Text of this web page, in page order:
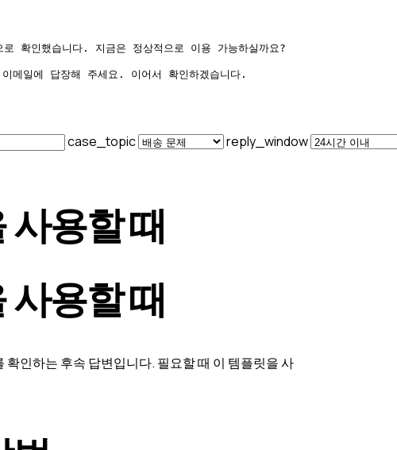
확인했습니다. 지금은 정상적으로 이용 가능하실까요?
메일에 답장해 주세요. 이어서 확인하겠습니다.
case_topic reply_window
사용할 때
사용할 때
확인하는 후속 답변입니다. 필요할 때 이 템플릿을 사